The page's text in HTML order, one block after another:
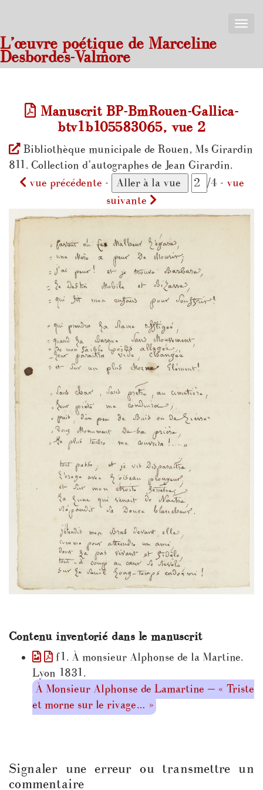
Toggle
L’œuvre poétique de Marceline
Desbordes-Valmore
Manuscrit BP-BmRouen-Gallica-
btv1b105583065, vue 2
Bibliothèque municipale de Rouen, Ms Girardin
811. Collection d’autographes de Jean Girardin.
vue précédente - /4 - vue
suivante
Contenu inventorié dans le manuscrit
f1. À monsieur Alphonse de la Martine.
Lyon 1831.
À Monsieur Alphonse de Lamartine — « Triste
et morne sur le rivage… »
Signaler une erreur ou transmettre un
commentaire